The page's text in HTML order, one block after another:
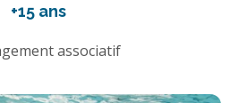
+15 ans
associatif